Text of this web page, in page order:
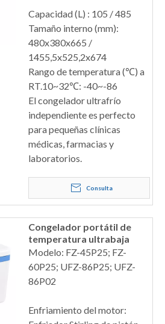
Capacidad (L) : 105 / 485
Tamaño interno (mm):
480x380x665 /
1455,5x525,2x674
Rango de temperatura (℃) a
RT.10~32℃: -40~-86
El congelador ultrafrío
independiente es perfecto
para pequeñas clínicas
médicas, farmacias y
laboratorios.
Consulta
Congelador portátil de
temperatura ultrabaja
Modelo: FZ-45P25; FZ-
60P25; UFZ-86P25; UFZ-
86P02
Enfriamiento del motor: